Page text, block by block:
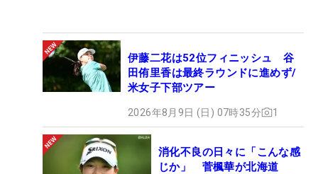
伊藤二花は52位フィニッシュ 谷
田侑里香は最終ラウンドに進めず/
米女子下部ツアー
2026年8月9日 (日) 07時35分 1
消化不良の日々に「こんな感
じか」 菅楓華が北海道